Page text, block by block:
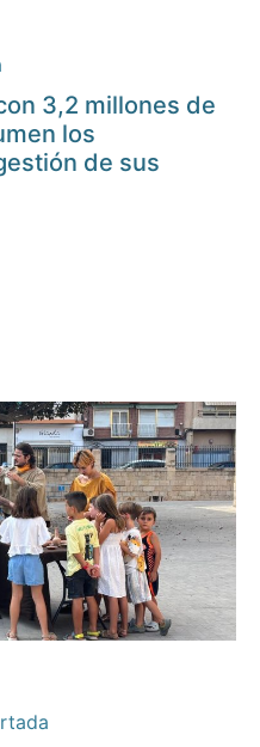
3,2 millones de
los
de sus